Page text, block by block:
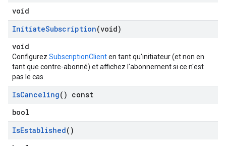
void
InitiateSubscription(void)
void
Configurez SubscriptionClienten tant qu'initiateur (et non en
tant que contre-abonné) et affichez l'abonnement si ce n'est
pas le cas.
IsCanceling() const
bool
IsEstablished()